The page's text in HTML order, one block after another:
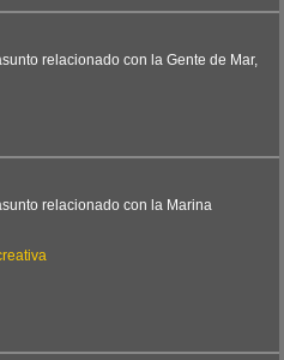
relacionado con la Gente de Mar,
relacionado con la Marina